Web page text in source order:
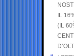
IL
(IL